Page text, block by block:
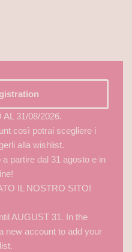
31/08/2026.
così potrai scegliere i
alla wishlist.
partire dal 31 agosto e in
IL NOSTRO SITO!
AUGUST 31. In the
new account to add your